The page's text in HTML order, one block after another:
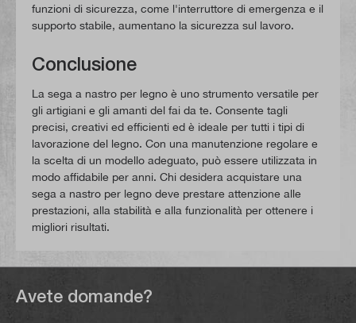
funzioni di sicurezza, come l'interruttore di emergenza e il
supporto stabile, aumentano la sicurezza sul lavoro.
Conclusione
La sega a nastro per legno è uno strumento versatile per
gli artigiani e gli amanti del fai da te. Consente tagli
precisi, creativi ed efficienti ed è ideale per tutti i tipi di
lavorazione del legno. Con una manutenzione regolare e
la scelta di un modello adeguato, può essere utilizzata in
modo affidabile per anni. Chi desidera acquistare una
sega a nastro per legno deve prestare attenzione alle
prestazioni, alla stabilità e alla funzionalità per ottenere i
migliori risultati.
Avete domande?